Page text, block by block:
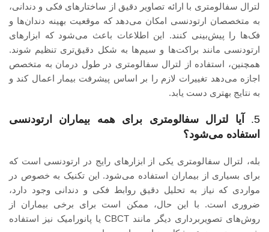
لترال سفالومتری با ارائه تصاویر دقیق از ساختارهای فکی و دندانی،
به متخصصان ارتودنسی امکان می‌دهد که موقعیت بهینه دندان‌ها و
فک‌ها را پیش‌بینی کنند. این اطلاعات باعث می‌شود که ابزارهای
ارتودنسی مانند براکت‌ها و سیم‌ها به شکل دقیق‌تری تنظیم شوند.
همچنین، استفاده از لترال سفالومتری در طول درمان به متخصص
اجازه می‌دهد تغییرات لازم را بر اساس پیشرفت بیمار اعمال کند و
به نتایج بهتری دست یابد.
5.
آیا لترال سفالومتری برای همه بیماران ارتودنسی
استفاده می‌شود؟
بله، لترال سفالومتری یکی از ابزارهای رایج در ارتودنسی است که
برای بسیاری از بیماران استفاده می‌شود. این تکنیک به خصوص در
مواردی که نیاز به تحلیل دقیق روابط فکی و دندانی وجود دارد،
ضروری است. با این حال، ممکن است برای برخی بیماران از
روش‌های تصویربرداری دیگر مانند CBCT یا پانورامیک نیز استفاده